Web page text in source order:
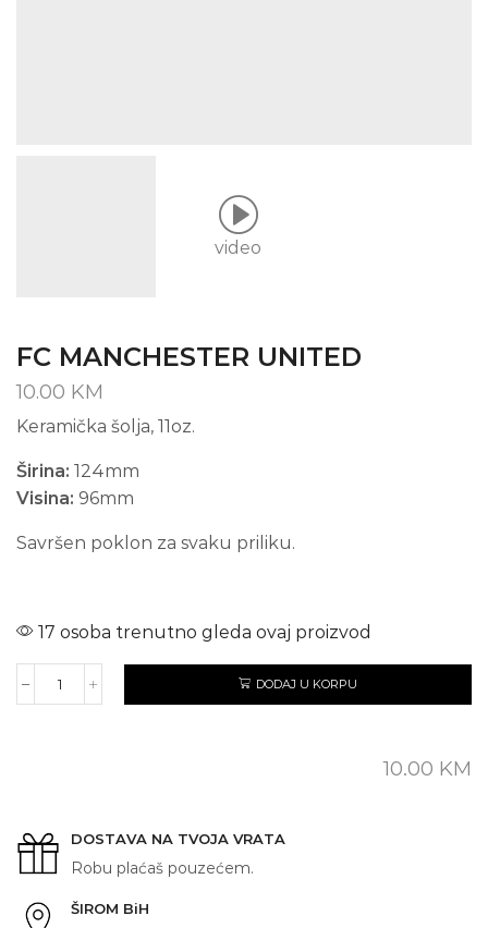
video
FC MANCHESTER UNITED
10.00 KM
Keramička šolja, 11oz.
Širina: 124mm
Visina: 96mm
Savršen poklon za svaku priliku.
17 osoba trenutno gleda ovaj proizvod
FC
DODAJ U KORPU
10.00 KM
DOSTAVA NA TVOJA VRATA
Robu plaćaš pouzećem.
ŠIROM BiH